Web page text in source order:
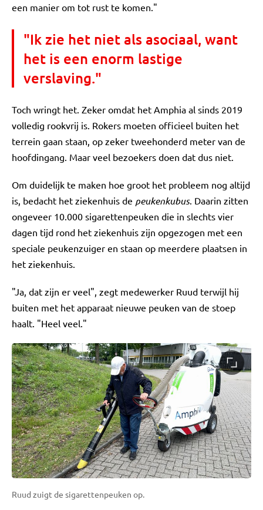
een manier om tot rust te komen."
"Ik zie het niet als asociaal, want
het is een enorm lastige
verslaving."
Toch wringt het. Zeker omdat het Amphia al sinds 2019
volledig rookvrij is. Rokers moeten officieel buiten het
terrein gaan staan, op zeker tweehonderd meter van de
hoofdingang. Maar veel bezoekers doen dat dus niet.
Om duidelijk te maken hoe groot het probleem nog altijd
is, bedacht het ziekenhuis de peukenkubus. Daarin zitten
ongeveer 10.000 sigarettenpeuken die in slechts vier
dagen tijd rond het ziekenhuis zijn opgezogen met een
speciale peukenzuiger en staan op meerdere plaatsen in
het ziekenhuis.
"Ja, dat zijn er veel", zegt medewerker Ruud terwijl hij
buiten met het apparaat nieuwe peuken van de stoep
haalt. "Heel veel."
Ruud zuigt de sigarettenpeuken op.